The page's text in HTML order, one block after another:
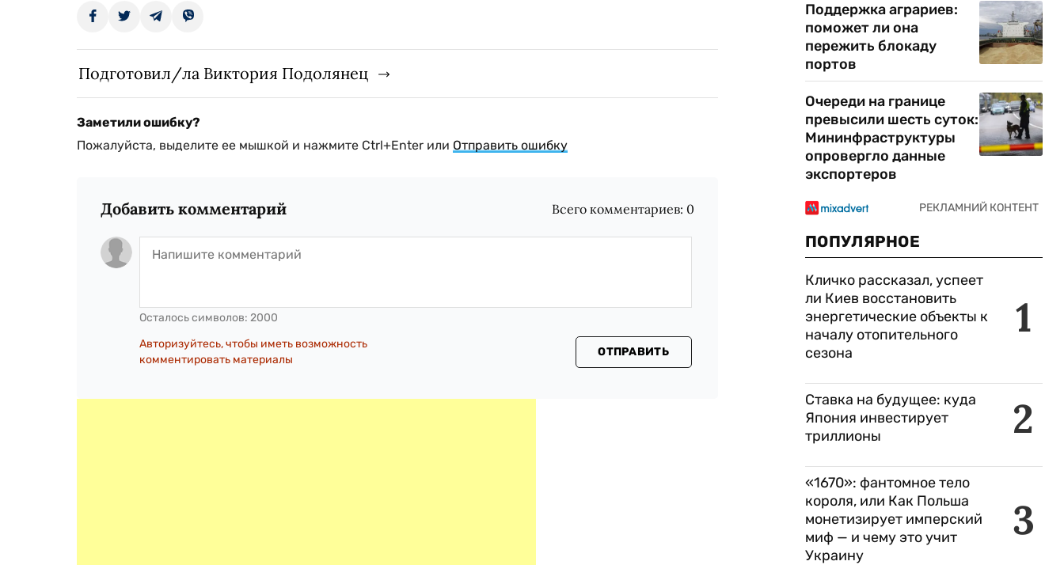
Подготовил/ла Виктория Подолянец
Заметили ошибку?
Пожалуйста, выделите ее мышкой и нажмите Ctrl+Enter или Отправить ошибку
Добавить комментарий Всего комментариев: 0
Осталось символов: 2000
Авторизуйтесь, чтобы иметь возможность
комментировать материалы
ОТПРАВИТЬ
Поддержка аграриев:
поможет ли она
пережить блокаду
портов
Очереди на границе
превысили шесть суток:
Мининфраструктуры
опровергло данные
экспортеров
ПОПУЛЯРНОЕ
1
Кличко рассказал, успеет
ли Киев восстановить
энергетические объекты к
началу отопительного
сезона
2
Ставка на будущее: куда
Япония инвестирует
триллионы
3
«1670»: фантомное тело
короля, или Как Польша
монетизирует имперский
миф — и чему это учит
Украину